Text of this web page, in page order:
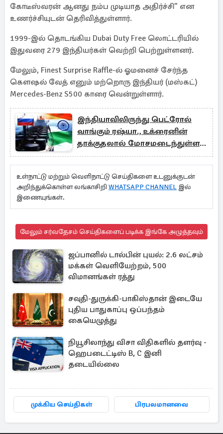
கோடீஸ்வரன் ஆனது நம்ப முடியாத அதிர்ச்சி” என
உணர்ச்சியுடன் தெரிவித்துள்ளார்.
1999-இல் தொடங்கிய Dubai Duty Free லொட்டரியில்
இதுவரை 279 இந்தியர்கள் வெற்றி பெற்றுள்ளனர்.
மேலும், Finest Surprise Raffle-ல் ஓமனைச் சேர்ந்த
கௌஷல் வேத் எனும் மற்றொரு இந்தியர் (மஸ்கட்)
Mercedes-Benz S500 காரை வென்றுள்ளார்.
இந்தியாவிலிருந்து பெட்ரோல்
வாங்கும் ரஷ்யா., உக்ரைனின்
தாக்குதலால் மோசமடைந்துள்ள
நிலைமை
உள்நாட்டு மற்றும் வெளிநாட்டு செய்திகளை உடனுக்குடன்
அறிந்துக்கொள்ள லங்காசிறி WHATSAPP CHANNEL இல்
இணையுங்கள்.
மேலும் சர்வதேசம் செய்திகளைப் படிக்க இங்கே அழுத்தவும்
ஜப்பானில் டால்பின் புயல்: 2.6 லட்சம்
மக்கள் வெளியேற்றம், 500
விமானங்கள் ரத்து
சவுதி-துருக்கி-பாகிஸ்தான் இடையே
புதிய பாதுகாப்பு ஒப்பந்தம்
கையெழுத்து
நியூசிலாந்து விசா விதிகளில் தளர்வு -
ஹெபடைட்டிஸ் B, C இனி
தடையில்லை
முக்கிய செய்திகள் பிரபலமானவை